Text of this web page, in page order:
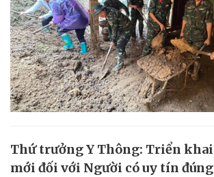
Thứ trưởng Y Thông: Triển
mới đối với Người có uy tín